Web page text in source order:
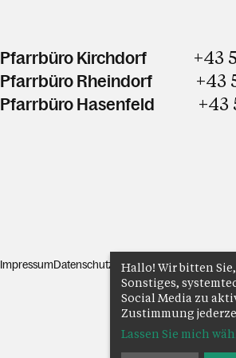
Pfarrbüro Kirchdorf +43
Pfarrbüro Rheindorf+43
Pfarrbüro Hasenfeld +43
ImpressumDatenschutz Anmelden
Hallo! Wir bitten
Sonstiges,
Social Media zu
Zustimmung
Lassen Sie mich